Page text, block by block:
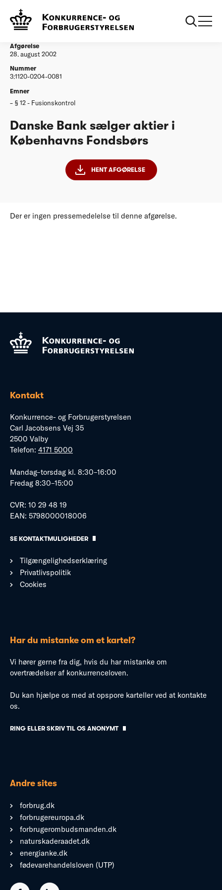
Afgørelser
Fondsboers
Afgørelse
28. august 2002
Nummer
3:1120-0204-0081
Emner
§ 12 - Fusionskontrol
Danske Bank sælger aktier i
Københavns Fondsbørs
HENT AFGØRELSE
Der er ingen pressemedelelse til denne afgørelse.
Kontakt
Konkurrence- og Forbrugerstyrelsen
Carl Jacobsens Vej 35
2500 Valby
Telefon: 4171 5000
Mandag–torsdag kl. 8:30–16:00
Fredag 8:30–15:00
CVR: 10 29 48 19
EAN: 5798000018006
SE KONTAKTMULIGHEDER
Tilgængelighedserklæring
Privatlivspolitik
Cookies
Har du mistanke om et kartel?
Vi hører gerne fra dig, hvis du har mistanke om
overtrædelser af konkurrenceloven.
Du kan hjælpe os med at opspore karteller ved at kontakte
os.
RING ELLER SKRIV TIL OS ANONYMT
Andre sites
forbrug.dk
forbrugereuropa.dk
forbrugerombudsmanden.dk
naturskaderaadet.dk
energianke.dk
fødevarehandelsloven (UTP)